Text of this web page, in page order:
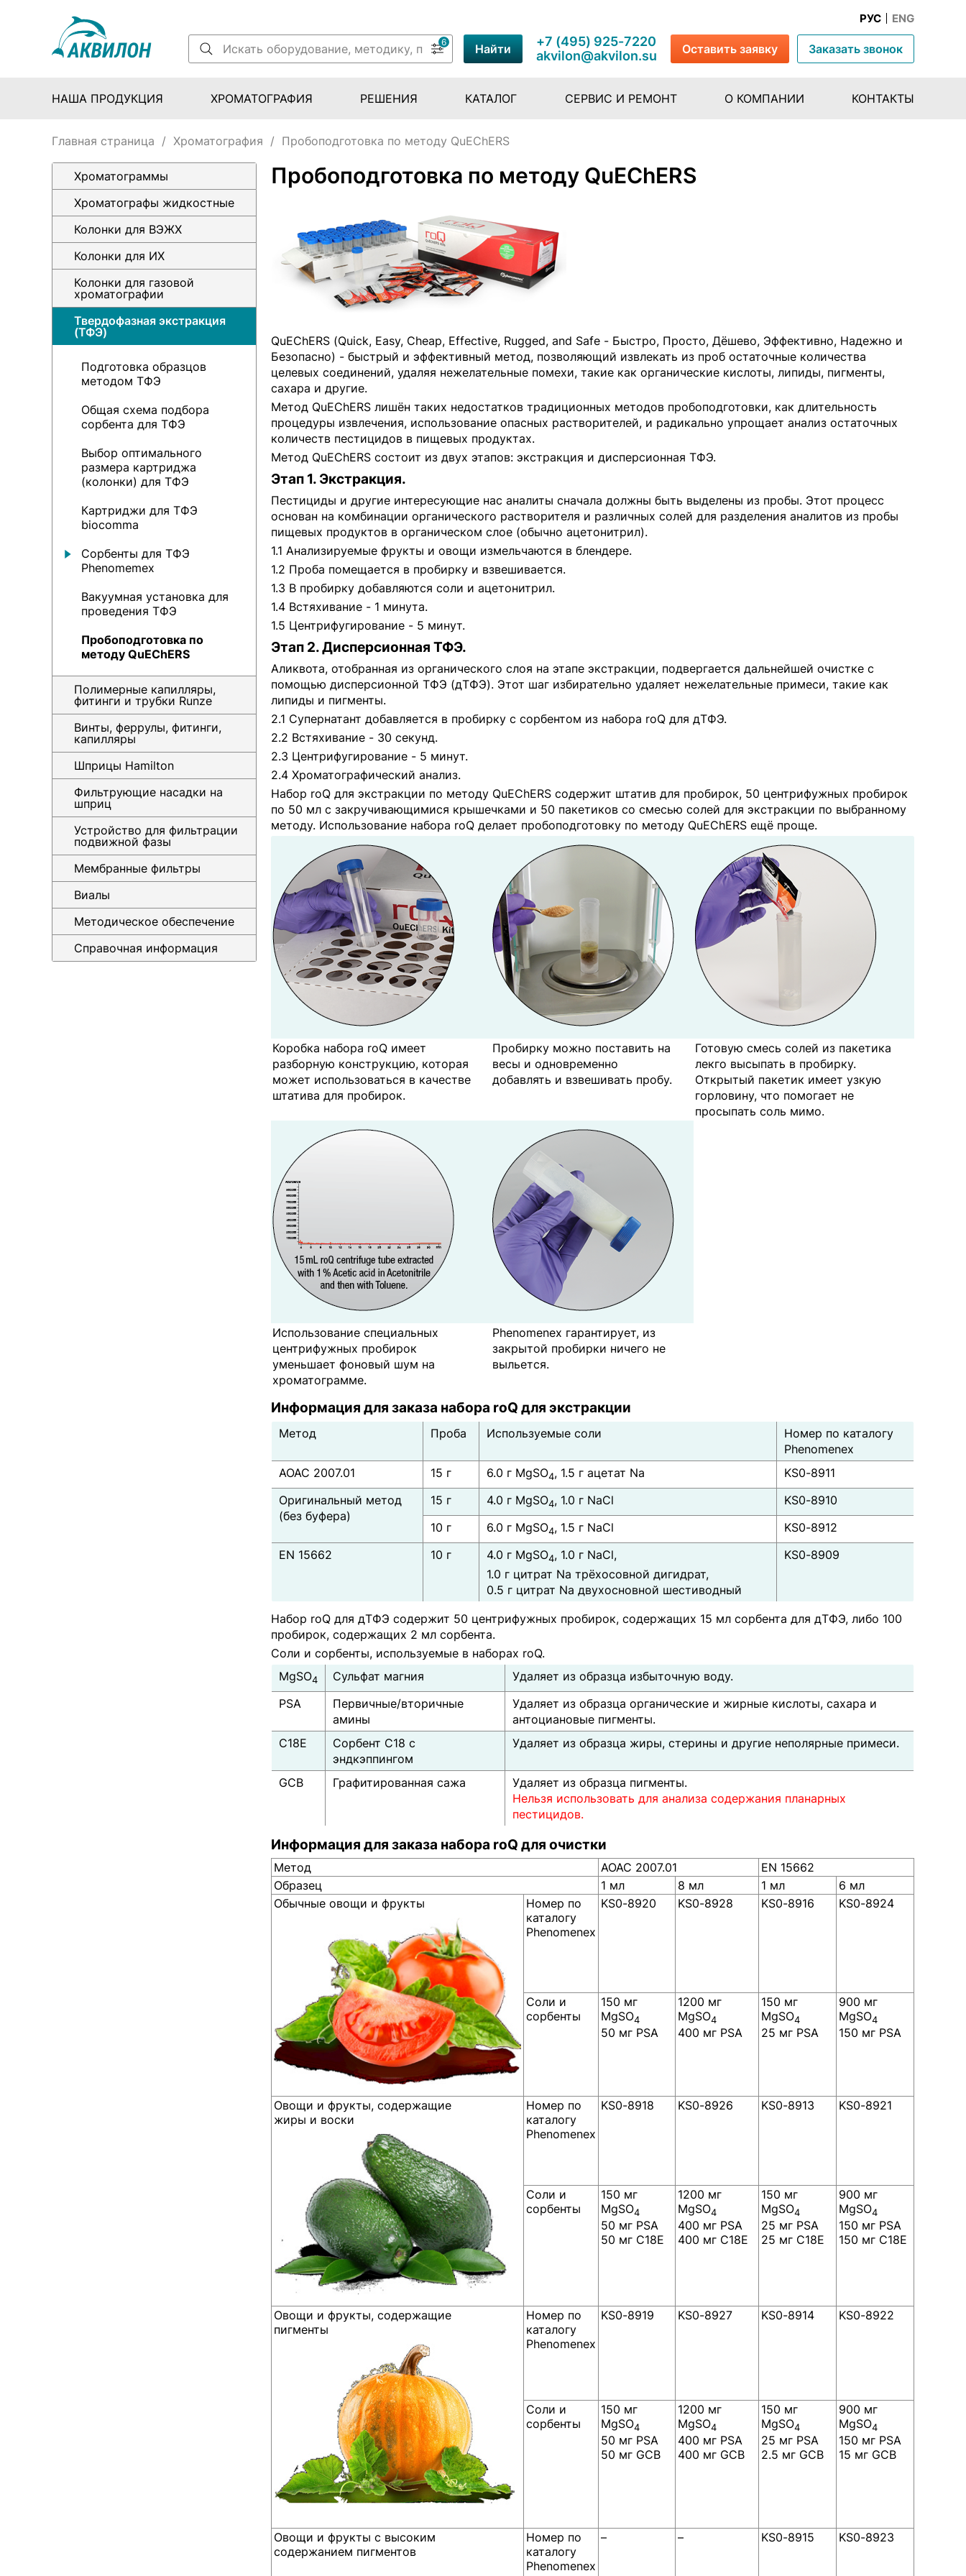
РУС ENG
6 Найти
+7 (495) 925-7220
akvilon@akvilon.su
Оставить заявку Заказать звонок
НАША ПРОДУКЦИЯ ХРОМАТОГРАФИЯ РЕШЕНИЯ КАТАЛОГ СЕРВИС И РЕМОНТ О КОМПАНИИ КОНТАКТЫ
Главная страница / Хроматография / Пробоподготовка по методу QuEChERS
Пробоподготовка по методу QuEChERS
QuEChERS (Quick, Easy, Cheap, Effective, Rugged, and Safe - Быстро, Просто, Дёшево, Эффективно, Надежно и
Безопасно) - быстрый и эффективный метод, позволяющий извлекать из проб остаточные количества
целевых соединений, удаляя нежелательные помехи, такие как органические кислоты, липиды, пигменты,
сахара и другие.
Метод QuEChERS лишён таких недостатков традиционных методов пробоподготовки, как длительность
процедуры извлечения, использование опасных растворителей, и радикально упрощает анализ остаточных
количеств пестицидов в пищевых продуктах.
Метод QuEChERS состоит из двух этапов: экстракция и дисперсионная ТФЭ.
Этап 1. Экстракция.
Пестициды и другие интересующие нас аналиты сначала должны быть выделены из пробы. Этот процесс
основан на комбинации органического растворителя и различных солей для разделения аналитов из пробы
пищевых продуктов в органическом слое (обычно ацетонитрил).
1.1 Анализируемые фрукты и овощи измельчаются в блендере.
1.2 Проба помещается в пробирку и взвешивается.
1.3 В пробирку добавляются соли и ацетонитрил.
1.4 Встяхивание - 1 минута.
1.5 Центрифугирование - 5 минут.
Этап 2. Дисперсионная ТФЭ.
Аликвота, отобранная из органического слоя на этапе экстракции, подвергается дальнейшей очистке с
помощью дисперсионной ТФЭ (дТФЭ). Этот шаг избирательно удаляет нежелательные примеси, такие как
липиды и пигменты.
2.1 Супернатант добавляется в пробирку c сорбентом из набора roQ для дТФЭ.
2.2 Встяхивание - 30 секунд.
2.3 Центрифугирование - 5 минут.
2.4 Хроматографический анализ.
Набор roQ для экстракции по методу QuEChERS содержит штатив для пробирок, 50 центрифужных пробирок
по 50 мл с закручивающимися крышечками и 50 пакетиков со смесью солей для экстракции по выбранному
методу. Использование набора roQ делает пробоподготовку по методу QuEChERS ещё проще.
Коробка набора roQ имеет
разборную конструкцию, которая
может использоваться в качестве
штатива для пробирок.
Пробирку можно поставить на
весы и одновременно
добавлять и взвешивать пробу.
Готовую смесь солей из пакетика
лекго высыпать в пробирку.
Открытый пакетик имеет узкую
горловину, что помогает не
просыпать соль мимо.
Использование специальных
центрифужных пробирок
уменьшает фоновый шум на
хроматограмме.
Phenomenex гарантирует, из
закрытой пробирки ничего не
выльется.
Информация для заказа набора roQ для экстракции
Метод Проба Используемые соли
Номер по каталогу
Phenomenex
AOAC 2007.01
15 г 6.0 г MgSO4, 1.5 г ацетат Na
KS0-8911
Оригинальный метод
(без буфера)
15 г 4.0 г MgSO4, 1.0 г NaCl
KS0-8910
10 г
6.0 г MgSO4, 1.5 г NaCl
KS0-8912
EN 15662
10 г 4.0 г MgSO4, 1.0 г NaCl,
1.0 г цитрат Na трёхосовной дигидрат,
0.5 г цитрат Na двухосновной шестиводный
KS0-8909
Набор roQ для дТФЭ содержит 50 центрифужных пробирок, содержащих 15 мл сорбента для дТФЭ, либо 100
пробирок, содержащих 2 мл сорбента.
Соли и сорбенты, используемые в наборах roQ.
MgSO4 Сульфат магния
Удаляет из образца избыточную воду.
PSA
Первичные/вторичные
амины
Удаляет из образца органические и жирные кислоты, сахара и
антоциановые пигменты.
C18E
Сорбент С18 с
эндкэппингом
Удаляет из образца жиры, стерины и другие неполярные примеси.
GCB Графитированная сажа
Удаляет из образца пигменты.
Нельзя использовать для анализа содержания планарных
пестицидов.
Информация для заказа набора roQ для очистки
Метод AOAC 2007.01
EN 15662
Образец
1 мл 8 мл 1 мл
6 мл
Обычные овощи и фрукты
Номер по
каталогу
Phenomenex
KS0-8920 KS0-8928 KS0-8916 KS0-8924
Соли и
сорбенты
150 мг
MgSO4
50 мг PSA
1200 мг
MgSO4
400 мг PSA
150 мг
MgSO4
25 мг PSA
900 мг
MgSO4
150 мг PSA
Овощи и фрукты, содержащие
жиры и воски
Номер по
каталогу
Phenomenex
KS0-8918 KS0-8926 KS0-8913 KS0-8921
Соли и
сорбенты
150 мг
MgSO4
50 мг PSA
50 мг C18E
1200 мг
MgSO4
400 мг PSA
400 мг C18E
150 мг
MgSO4
25 мг PSA
25 мг C18E
900 мг
MgSO4
150 мг PSA
150 мг C18E
Овощи и фрукты, содержащие
пигменты
Номер по
каталогу
Phenomenex
KS0-8919 KS0-8927 KS0-8914 KS0-8922
Соли и
сорбенты
150 мг
MgSO4
50 мг PSA
50 мг GCB
1200 мг
MgSO4
400 мг PSA
400 мг GCB
150 мг
MgSO4
25 мг PSA
2.5 мг GCB
900 мг
MgSO4
150 мг PSA
15 мг GCB
Овощи и фрукты с высоким
содержанием пигментов
Номер по
каталогу
Phenomenex
– – KS0-8915 KS0-8923
Хроматограммы
Хроматографы жидкостные
Колонки для ВЭЖХ
Колонки для ИХ
Колонки для газовой
хроматографии
Твердофазная экстракция
(ТФЭ)
Подготовка образцов
методом ТФЭ
Общая схема подбора
сорбента для ТФЭ
Выбор оптимального
размера картриджа
(колонки) для ТФЭ
Картриджи для ТФЭ
biocomma
Сорбенты для ТФЭ
Phenomemex
Вакуумная установка для
проведения ТФЭ
Пробоподготовка по
методу QuEChERS
Полимерные капилляры,
фитинги и трубки Runze
Винты, феррулы, фитинги,
капилляры
Шприцы Hamilton
Фильтрующие насадки на
шприц
Устройство для фильтрации
подвижной фазы
Мембранные фильтры
Виалы
Методическое обеспечение
Справочная информация